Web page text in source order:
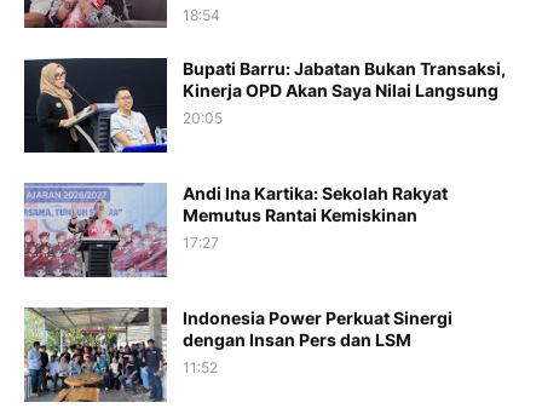
18:54
Bupati Barru: Jabatan Bukan Transaksi,
Kinerja OPD Akan Saya Nilai Langsung
20:05
Andi Ina Kartika: Sekolah Rakyat
Memutus Rantai Kemiskinan
17:27
Indonesia Power Perkuat Sinergi
dengan Insan Pers dan LSM
11:52